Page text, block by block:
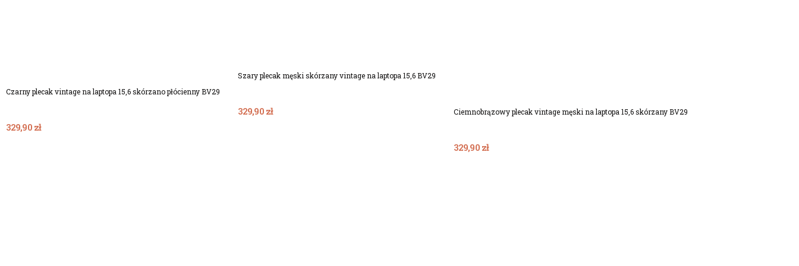
Czarny plecak vintage na laptopa 15,6 skórzano płócienny BV29
329,90 zł
Szary plecak męski skórzany vintage na laptopa 15,6 BV29
329,90 zł Ciemnobrązowy plecak vintage męski na laptopa 15,6 skórzany BV29
329,90 zł